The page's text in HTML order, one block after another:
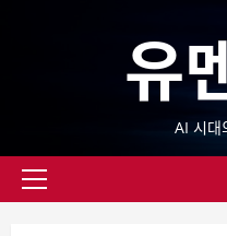
유
AI 시대
Primary